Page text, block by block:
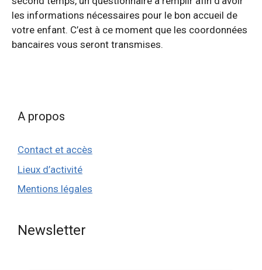
les informations nécessaires pour le bon accueil de
votre enfant. C’est à ce moment que les coordonnées
bancaires vous seront transmises.
A propos
Contact et accès
Lieux d’activité
Mentions légales
Newsletter